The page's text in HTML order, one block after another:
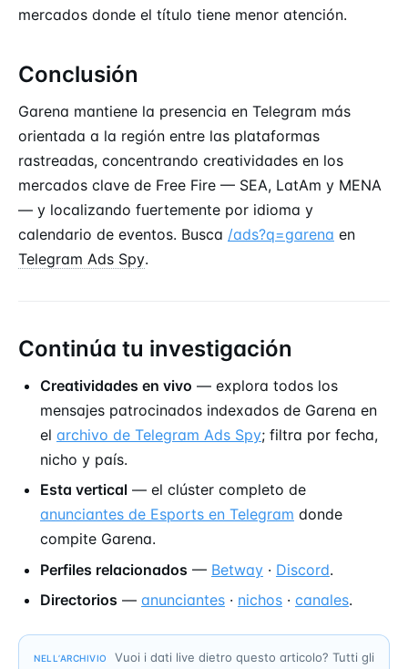
mercados donde el título tiene menor atención.
Conclusión
Garena mantiene la presencia en Telegram más
orientada a la región entre las plataformas
rastreadas, concentrando creatividades en los
mercados clave de Free Fire — SEA, LatAm y MENA
— y localizando fuertemente por idioma y
calendario de eventos. Busca /ads?q=garena en
Telegram Ads Spy.
Continúa tu investigación
Creatividades en vivo — explora todos los
mensajes patrocinados indexados de Garena en
el archivo de Telegram Ads Spy; filtra por fecha,
nicho y país.
Esta vertical — el clúster completo de
anunciantes de Esports en Telegram donde
compite Garena.
Perfiles relacionados — Betway · Discord.
Directorios — anunciantes · nichos · canales.
NELL’ARCHIVIO Vuoi i dati live dietro questo articolo? Tutti gli